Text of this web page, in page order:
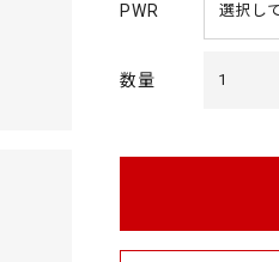
PWR
数量 1